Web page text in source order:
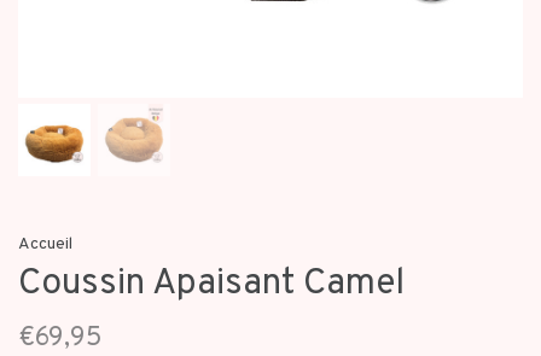
Accueil
Coussin Apaisant Camel
€69,95